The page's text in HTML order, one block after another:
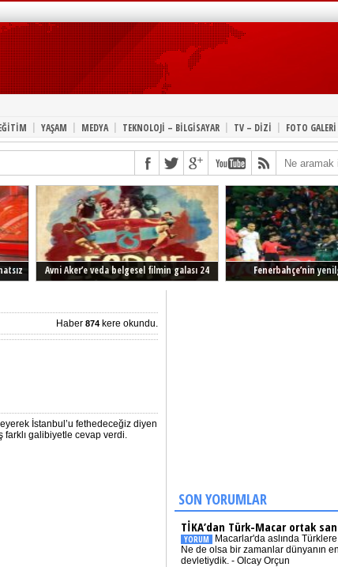
| YAŞAM | MEDYA | TEKNOLOJİ – BİLGİSAYAR | TV – DİZİ | FOTO GALERİ
Avni Aker’e veda belgesel filmin galası 24
Fenerbahçe’nin
Haber 874 kere okundu.
İstanbul’u fethedeceğiz diyen
farklı galibiyetle cevap verdi.
SON YORUMLAR
TİKA’dan Türk-Macar ortak
YORUM
Macarlar'da aslında
Ne de olsa bir zamanlar dünyanın
devletiydik. - Olcay Orçun